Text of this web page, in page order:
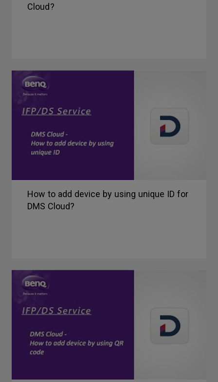
Cloud?
How to add device by using unique ID for
DMS Cloud?